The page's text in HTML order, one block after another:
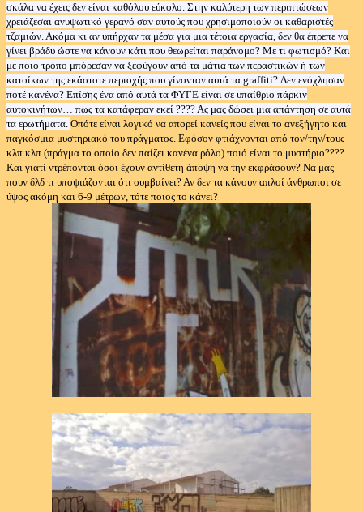
σκάλα να έχεις δεν είναι καθόλου εύκολο. Στην καλύτερη των περιπτώσεων
χρειάζεσαι ανυψωτικό γερανό σαν αυτούς που χρησιμοποιούν οι καθαριστές
τζαμιών. Ακόμα κι αν υπήρχαν τα μέσα για μια τέτοια εργασία, δεν θα έπρεπε να
γίνει βράδυ ώστε να κάνουν κάτι που θεωρείται παράνομο? Με τι φωτισμό? Και
με ποιο τρόπο μπόρεσαν να ξεφύγουν από τα μάτια των περαστικών ή των
κατοίκων της εκάστοτε περιοχής που γίνονταν αυτά τα graffiti? Δεν ενόχλησαν
ποτέ κανένα? Επίσης ένα από αυτά τα ΦΥΓΕ είναι σε υπαίθριο πάρκιν
αυτοκινήτων… πως τα κατάφεραν εκεί ???? Ας μας δώσει μια απάντηση σε αυτά
τα ερωτήματα. Οπότε είναι λογικό να απορεί κανείς που είναι το ανεξήγητο και
παγκόσμια μυστηριακό του πράγματος. Εφόσον φτιάχνονται από τον/την/τους
κλπ κλπ (πράγμα το οποίο δεν παίζει κανένα ρόλο) ποιό είναι το μυστήριο????
Και γιατί ντρέπονται όσοι έχουν αντίθετη άποψη να την εκφράσουν? Να μας
πουν δλδ τι υποψιάζονται ότι συμβαίνει? Αν δεν τα κάνουν απλοί άνθρωποι σε
ύψος ακόμη και 6-9 μέτρων, τότε ποιος το κάνει?